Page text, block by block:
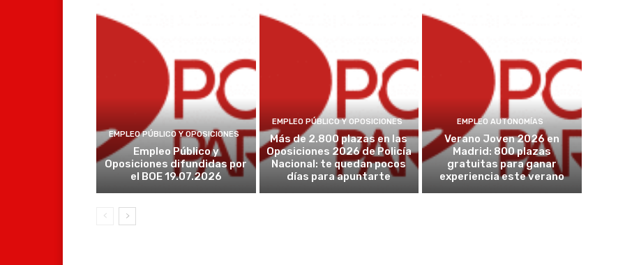
EMPLEO PÚBLICO Y OPOSICIONES
Empleo Público y
Oposiciones difundidas por
el BOE 19.07.2026
EMPLEO PÚBLICO Y OPOSICIONES
Más de 2.800 plazas en las
Oposiciones 2026 de Policía
Nacional: te quedan pocos
días para apuntarte
EMPLEO AUTONOMÍAS
Verano Joven 2026 en
Madrid: 800 plazas
gratuitas para ganar
experiencia este verano